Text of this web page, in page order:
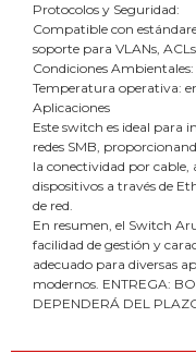
Protocolos y Seguridad:
Compatible con
soporte para VLANs,
Condiciones Ambientales:
Temperatura operativa:
Aplicaciones
Este switch es ideal para
redes SMB,
la conectividad por
dispositivos a través de
de red.
En resumen, el Switch
facilidad de gestión y
adecuado para diversas
modernos. ENTREGA:
DEPENDERÁ DEL